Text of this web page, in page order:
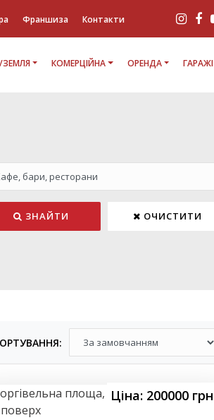
Франшиза Контакти
КОМЕРЦІЙНА ОРЕНДА ГАРАЖІ
ЗНАЙТИ ОЧИСТИТИ
Ціна: 200000 грн